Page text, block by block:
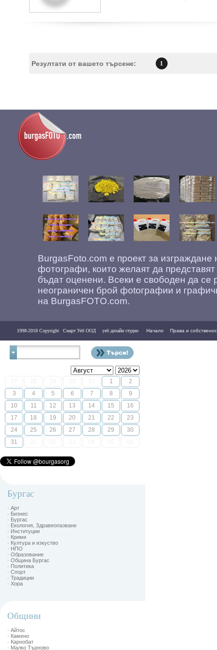
Резултати от вашето търсене: 1
BurgasFoto.com е проект за
фотографи, които желаят да
бъдат оценени. Всеки е свободен да се
неограничен брой фоtографии и
на BurgasFOTO.com.
1998-2018 Copyright Смарт Уеб ООД уеб дизайн студио Начало Права и
1
2
3
4 5 6 7 8
9
10
11 12 13 14 15
16
17
18 19 20 21 22
23
24
25 26 27 28 29
30
31
Бургас
· Арт
· Бизнес
· Бургас
· Екология, Здравеопазване
· Институции
· Крими
· Култура и изкуство
· НПО
· Образование
· Община Бургас
· Политика
· Спорт
· Традиции
· Хора
Общини
· Айтос
· Камено
· Карнобат
· Малко Търново